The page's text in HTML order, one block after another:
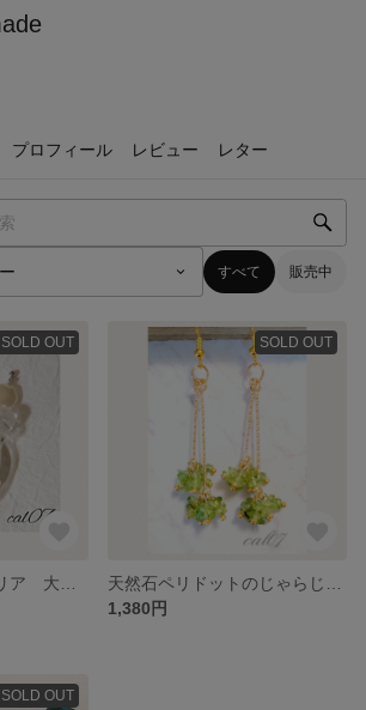
プロフィール レビュー レター
すべて 販売中
SOLD OUT SOLD OUT
1,380円
SOLD OUT